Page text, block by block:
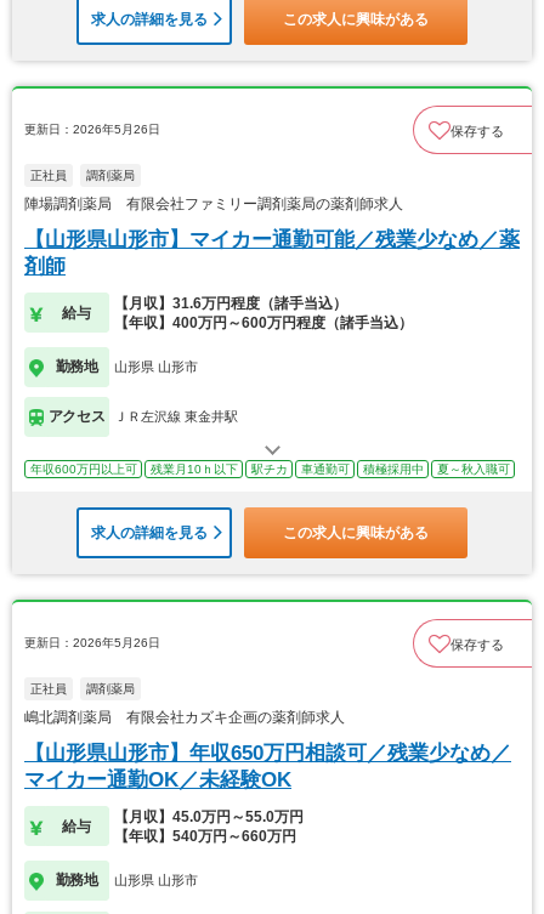
求人の詳細を見る この求人に興味がある
更新日：2026年5月26日 保存する
正社員 調剤薬局
陣場調剤薬局 有限会社ファミリー調剤薬局の薬剤師求人
【山形県山形市】マイカー通勤可能／残業少なめ／薬
剤師
給与
【月収】31.6万円程度（諸手当込）
【年収】400万円～600万円程度（諸手当込）
勤務地 山形県 山形市
アクセス ＪＲ左沢線 東金井駅
年収600万円以上可 残業月10ｈ以下 駅チカ 車通勤可 積極採用中 夏～秋入職可
求人の詳細を見る この求人に興味がある
更新日：2026年5月26日 保存する
正社員 調剤薬局
嶋北調剤薬局 有限会社カズキ企画の薬剤師求人
【山形県山形市】年収650万円相談可／残業少なめ／
マイカー通勤OK／未経験OK
給与
【月収】45.0万円～55.0万円
【年収】540万円～660万円
勤務地 山形県 山形市